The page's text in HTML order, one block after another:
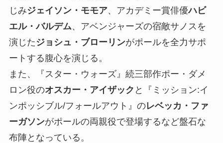
じみジェイソン・モモア、アカデミー賞俳優ハビ
エル・バルデム、アベンジャーズの宿敵サノスを
演じた ジョシュ・ブローリンがポールを全力サポ
ートする腹心を演じる。
また、『スター・ウォーズ』続三部作ポー・ダメ
ロン役のオスカー・アイザック と『ミッション:イ
ンポッシブル/フォールアウト』のレベッカ・ファ
ーガソンがポールの両親役で登場するなど盤石な
布陣となっている。